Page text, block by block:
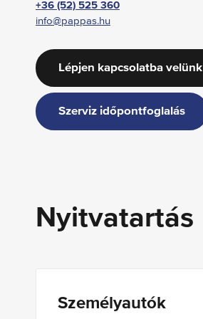
+36 (52) 525 360
info@pappas.hu
Lépjen kapcsolatba velünk
Szerviz időpontfoglalás
Nyitvatartás
Személyautók